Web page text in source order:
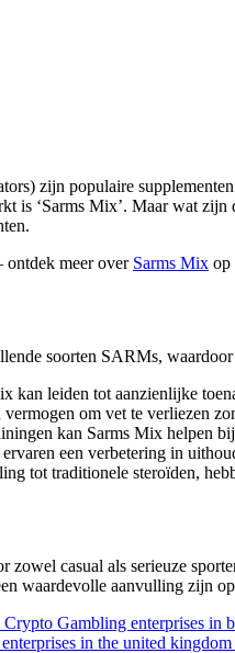
zijn populaire
is ‘Sarms Mix’. Maar wat
ontdek meer over Sarms Mix op
soorten SARMs,
kan leiden tot aanzienlijke
om vet te verliezen
kan Sarms Mix helpen
een verbetering in
tot traditionele steroïden,
zowel casual als serieuze
waardevolle aanvulling zijn
Gambling enterprises in
in the united